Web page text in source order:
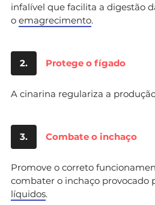
infalível que facilita a digestão
o emagrecimento.
2. Protege o fígado
A cinarina regulariza a
3. Combate o inchaço
Promove o correto
combater o inchaço provocado
líquidos.